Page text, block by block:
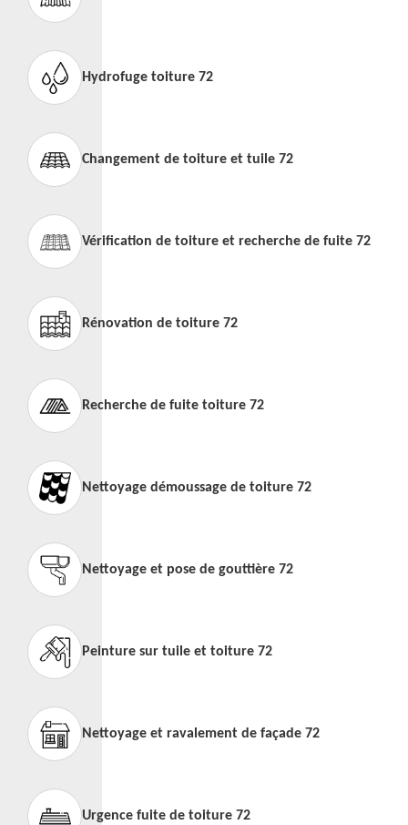
Hydrofuge toiture 72
Changement de toiture et tuile 72
Vérification de toiture et recherche de fuite 72
Rénovation de toiture 72
Recherche de fuite toiture 72
Nettoyage démoussage de toiture 72
Nettoyage et pose de gouttière 72
Peinture sur tuile et toiture 72
Nettoyage et ravalement de façade 72
Urgence fuite de toiture 72